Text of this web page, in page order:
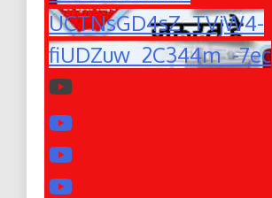
UCTNsGD4sZ_TVjW4-
fiUDZuw_2C344m_-7ec